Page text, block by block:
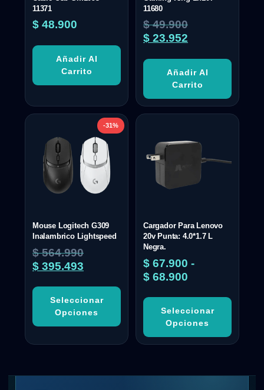
11371
$ 48.900
Añadir Al
Carrito
11680
$49.900
$ 23.952
Añadir Al
Carrito
-31%
Mouse Logitech G309
Inalambrico Lightspeed
$564.990
$ 395.493
Seleccionar
Opciones
Cargador Para Lenovo
20v Punta: 4.0*1.7 L
Negra.
$ 67.900 -
$ 68.900
Seleccionar
Opciones